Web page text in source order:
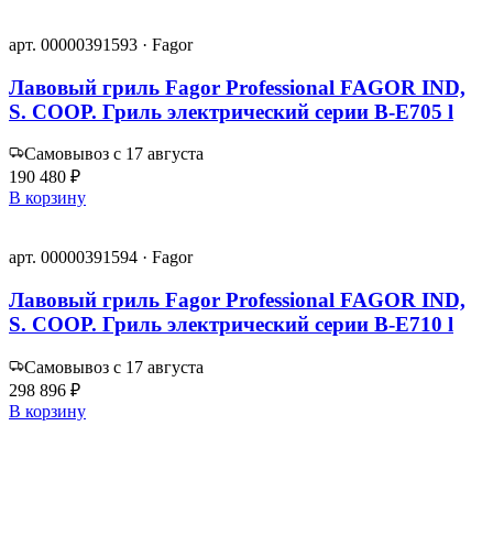
арт. 00000391593 · Fagor
Лавовый гриль Fagor Professional FAGOR IND,
S. COOP. Гриль электрический серии B-E705 l
Самовывоз с 17 августа
190 480 ₽
В корзину
арт. 00000391594 · Fagor
Лавовый гриль Fagor Professional FAGOR IND,
S. COOP. Гриль электрический серии B-E710 l
Самовывоз с 17 августа
298 896 ₽
В корзину